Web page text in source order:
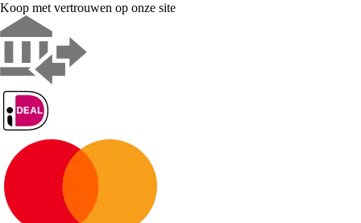
Koop met vertrouwen op onze site